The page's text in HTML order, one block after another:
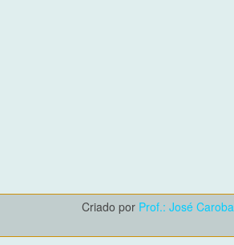
Criado por Prof.: José Caroba